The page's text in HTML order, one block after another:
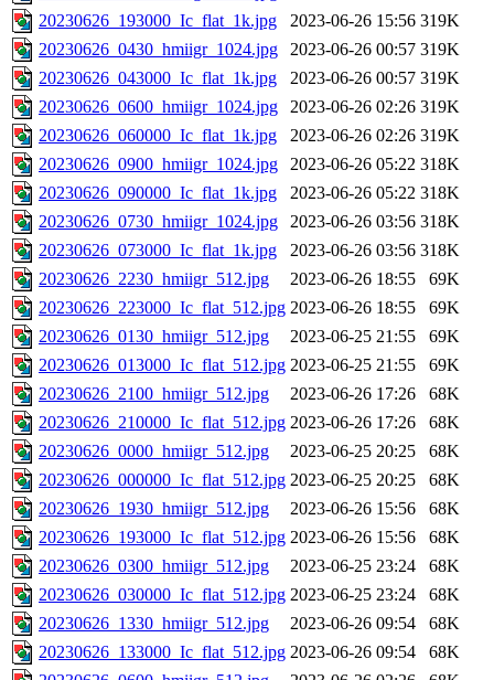
20230626_193000_Ic_flat_1k.jpg
2023-06-26 15:56 319K
20230626_0430_hmiigr_1024.jpg
2023-06-26 00:57 319K
20230626_043000_Ic_flat_1k.jpg
2023-06-26 00:57 319K
20230626_0600_hmiigr_1024.jpg
2023-06-26 02:26 319K
20230626_060000_Ic_flat_1k.jpg
2023-06-26 02:26 319K
20230626_0900_hmiigr_1024.jpg
2023-06-26 05:22 318K
20230626_090000_Ic_flat_1k.jpg
2023-06-26 05:22 318K
20230626_0730_hmiigr_1024.jpg
2023-06-26 03:56 318K
20230626_073000_Ic_flat_1k.jpg
2023-06-26 03:56 318K
20230626_2230_hmiigr_512.jpg
2023-06-26 18:55
69K
20230626_223000_Ic_flat_512.jpg 2023-06-26 18:55
69K
20230626_0130_hmiigr_512.jpg
2023-06-25 21:55
69K
20230626_013000_Ic_flat_512.jpg 2023-06-25 21:55
69K
20230626_2100_hmiigr_512.jpg
2023-06-26 17:26
68K
20230626_210000_Ic_flat_512.jpg 2023-06-26 17:26
68K
20230626_0000_hmiigr_512.jpg
2023-06-25 20:25
68K
20230626_000000_Ic_flat_512.jpg 2023-06-25 20:25
68K
20230626_1930_hmiigr_512.jpg
2023-06-26 15:56
68K
20230626_193000_Ic_flat_512.jpg 2023-06-26 15:56
68K
20230626_0300_hmiigr_512.jpg
2023-06-25 23:24
68K
20230626_030000_Ic_flat_512.jpg 2023-06-25 23:24
68K
20230626_1330_hmiigr_512.jpg
2023-06-26 09:54
68K
20230626_133000_Ic_flat_512.jpg 2023-06-26 09:54
68K